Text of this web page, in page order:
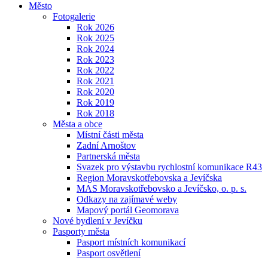
Město
Fotogalerie
Rok 2026
Rok 2025
Rok 2024
Rok 2023
Rok 2022
Rok 2021
Rok 2020
Rok 2019
Rok 2018
Města a obce
Místní části města
Zadní Arnoštov
Partnerská města
Svazek pro výstavbu rychlostní komunikace R43
Region Moravskotřebovska a Jevíčska
MAS Moravskotřebovsko a Jevíčsko, o. p. s.
Odkazy na zajímavé weby
Mapový portál Geomorava
Nové bydlení v Jevíčku
Pasporty města
Pasport místních komunikací
Pasport osvětlení